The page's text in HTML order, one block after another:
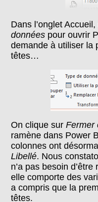
Dans l’onglet
données pour ouvrir
demande à utiliser la
têtes…
On clique surFermer
ramène dans Power
colonnes ont
Libellé. Nous
n’a pas besoin
elle comporte des
a compris que la
têtes.